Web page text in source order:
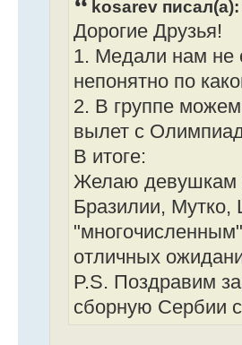
kosarev писал(а):
Дорогие Друзья!
1. Медали нам не
непонятно по
2. В группе
вылет с
В итоге:
Желаю девушкам
Бразилии, Мутко,
отличных
P.S. Поздравим
сборную Сербии